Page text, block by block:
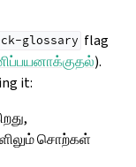
glossary flag
).
it:
சொற்கள்